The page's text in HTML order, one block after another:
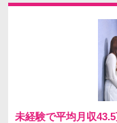
未経験で平均月収